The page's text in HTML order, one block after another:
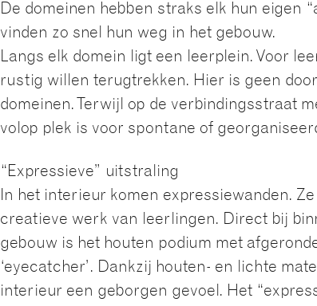
De domeinen hebben straks elk hun eigen
vinden zo snel hun weg in het gebouw.
Langs elk domein ligt een leerplein. Voor
rustig willen terugtrekken. Hier is geen
domeinen. Terwijl op de verbindingsstraat
volop plek is voor spontane of
“Expressieve” uitstraling
In het interieur komen expressiewanden.
creatieve werk van leerlingen. Direct bij
gebouw is het houten podium met
‘eyecatcher’. Dankzij houten- en lichte
interieur een geborgen gevoel. Het